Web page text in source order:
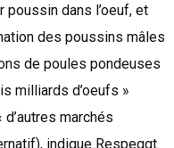
dans l’oeuf, et
des poussins mâles
de poules pondeuses
milliards d’oeufs »
marchés
indique Respeggt.